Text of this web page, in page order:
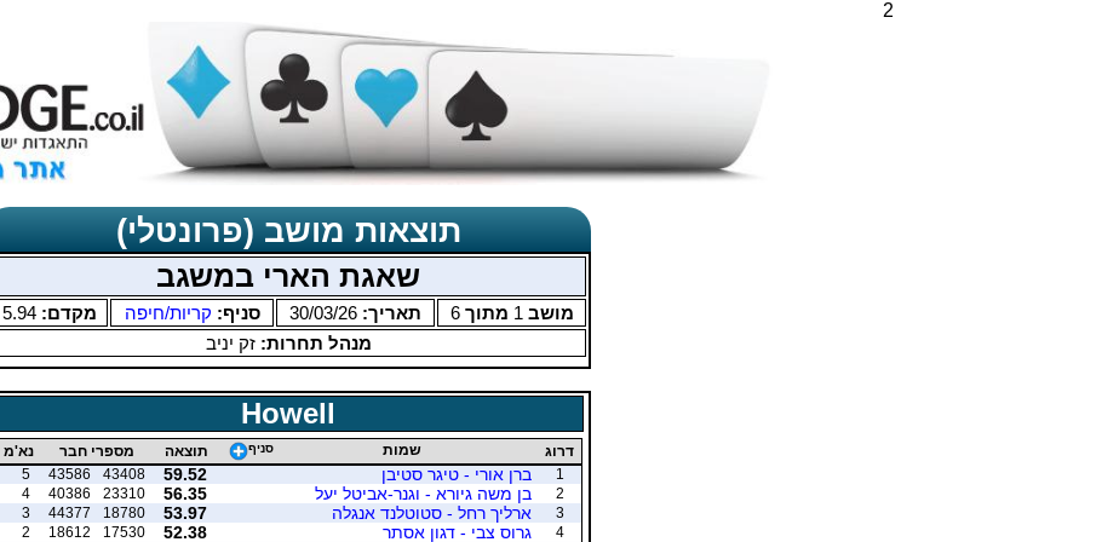
2
תוצאות מושב (פרונטלי)
שאגת הארי במשגב
מושב 1 מתוך6 תאריך: 30/03/26 סניף: קריות/חיפה מקדם:5.94
מנהל תחרות:זק יניב
Howell
דרוג שמות סניף תוצאה מספרי חבר
נא'מ
1
ברן אורי - טיגר סטיבן 59.52
43408
43586
5
2
בן משה גיורא - וגנר-אביטל יעל 56.35
23310
40386
4
3
ארליך רחל - סטוטלנד אנגלה 53.97
18780
44377
3
4
גרוס צבי - דגון אסתר 52.38
17530
18612
2